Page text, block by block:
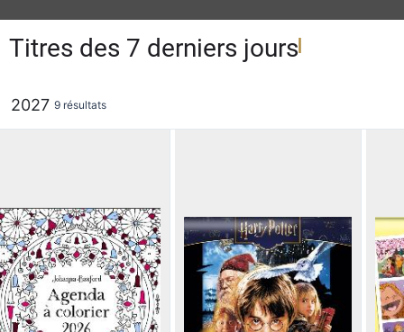
Titres des 7 derniers jours
2027 9 résultats